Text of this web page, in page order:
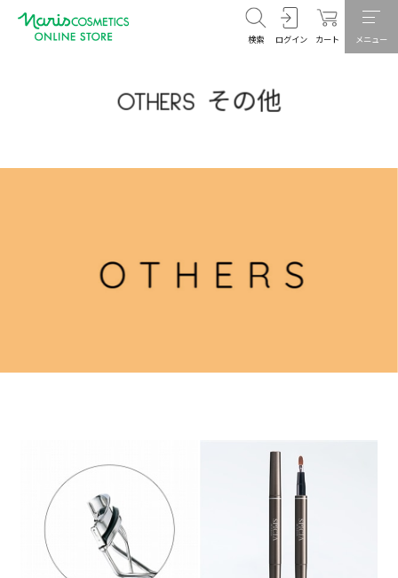
検索 ログイン カート メニュー
OTHERS その他